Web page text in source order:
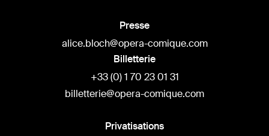
Presse
alice.bloch@opera-comique.com
Billetterie
+33 (0) 1 70 23 01 31
billetterie@opera-comique.com
Privatisations